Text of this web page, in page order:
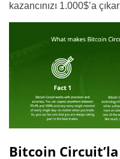
kazancınızı 1.000$’a
Bitcoin